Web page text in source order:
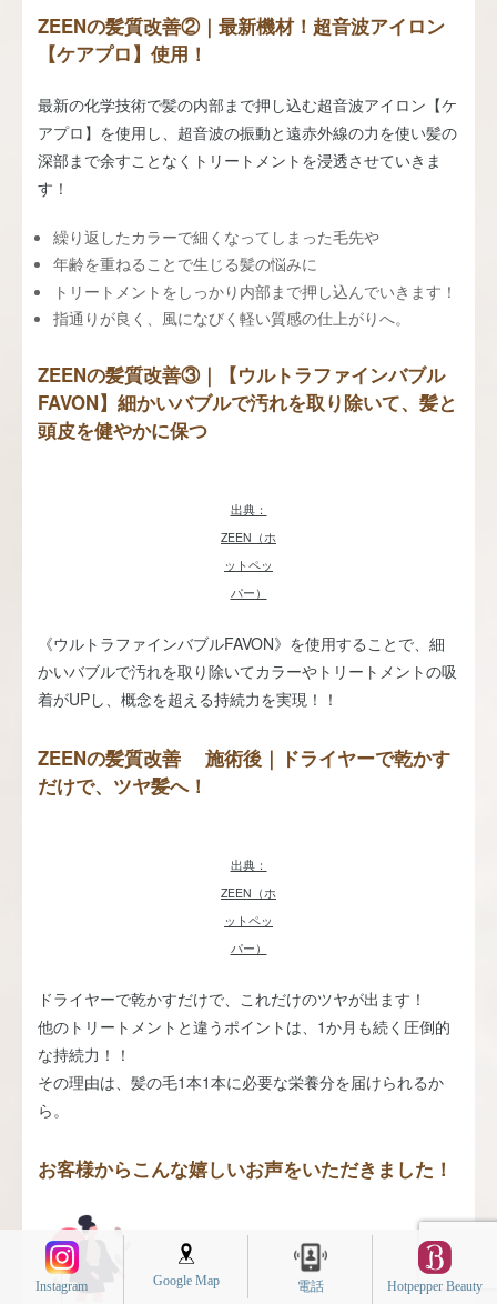
ZEENの髪質改善②｜最新機材！超音波アイロン
【ケアプロ】使用！
最新の化学技術で髪の内部まで押し込む超音波アイロン【ケ
アプロ】を使用し、超音波の振動と遠赤外線の力を使い髪の
深部まで余すことなくトリートメントを浸透させていきま
す！
繰り返したカラーで細くなってしまった毛先や
年齢を重ねることで生じる髪の悩みに
トリートメントをしっかり内部まで押し込んでいきます！
指通りが良く、風になびく軽い質感の仕上がりへ。
ZEENの髪質改善③｜【ウルトラファインバブル
FAVON】細かいバブルで汚れを取り除いて、髪と
頭皮を健やかに保つ
出典：
ZEEN（ホ
ットペッ
パー）
《ウルトラファインバブルFAVON》を使用することで、細
かいバブルで汚れを取り除いてカラーやトリートメントの吸
着がUPし、概念を超える持続力を実現！！
ZEENの髪質改善 施術後｜ドライヤーで乾かす
だけで、ツヤ髪へ！
出典：
ZEEN（ホ
ットペッ
パー）
ドライヤーで乾かすだけで、これだけのツヤが出ます！
他のトリートメントと違うポイントは、1か月も続く圧倒的
な持続力！！
その理由は、髪の毛1本1本に必要な栄養分を届けられるか
ら。
お客様からこんな嬉しいお声をいただきました！
Instagram Google Map 電話 Hotpepper Beauty